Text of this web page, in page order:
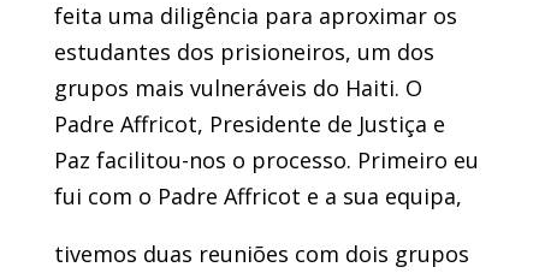
feita uma diligência para aproximar os
estudantes dos prisioneiros, um dos
grupos mais vulneráveis do Haiti. O
Padre Affricot, Presidente de Justiça e
Paz facilitou-nos o processo. Primeiro eu
fui com o Padre Affricot e a sua equipa,
tivemos duas reuniões com dois grupos